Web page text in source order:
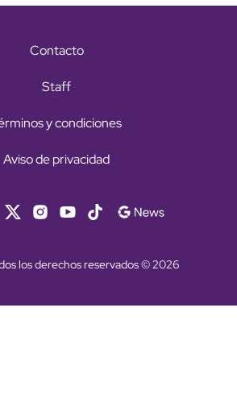
Contacto
Staff
y condiciones
Aviso de privacidad
los derechos reservados © 2026